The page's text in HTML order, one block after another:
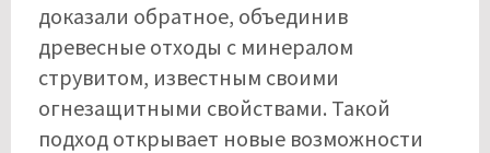
доказали обратное, объединив
древесные отходы с минералом
струвитом, известным своими
огнезащитными свойствами. Такой
подход открывает новые возможности